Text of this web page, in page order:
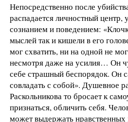
Непосредственно после
распадается личностный
сознанием и поведением:
мыслей так и кишели в его
мог схватить, ни на одной не
несмотря даже на усилия… Он
себе страшный беспорядок. Он
совладать с собой». Душевное
Раскольникова то бросает к
признаться, обличить себя.
может выдержать нравственных